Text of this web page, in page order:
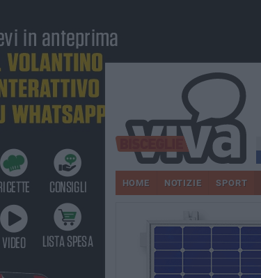
HOME NOTIZIE SPORT